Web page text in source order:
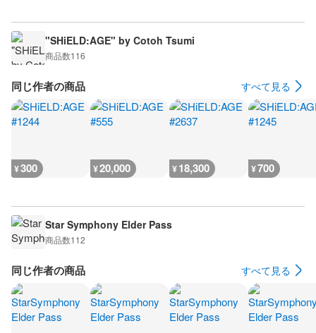
"SHiELD:AGE" by Cotoh Tsumi
商品数116
同じ作者の商品 すべて見る
¥300 ¥20,000 ¥18,300 ¥700
Star Symphony Elder Pass
商品数112
同じ作者の商品 すべて見る